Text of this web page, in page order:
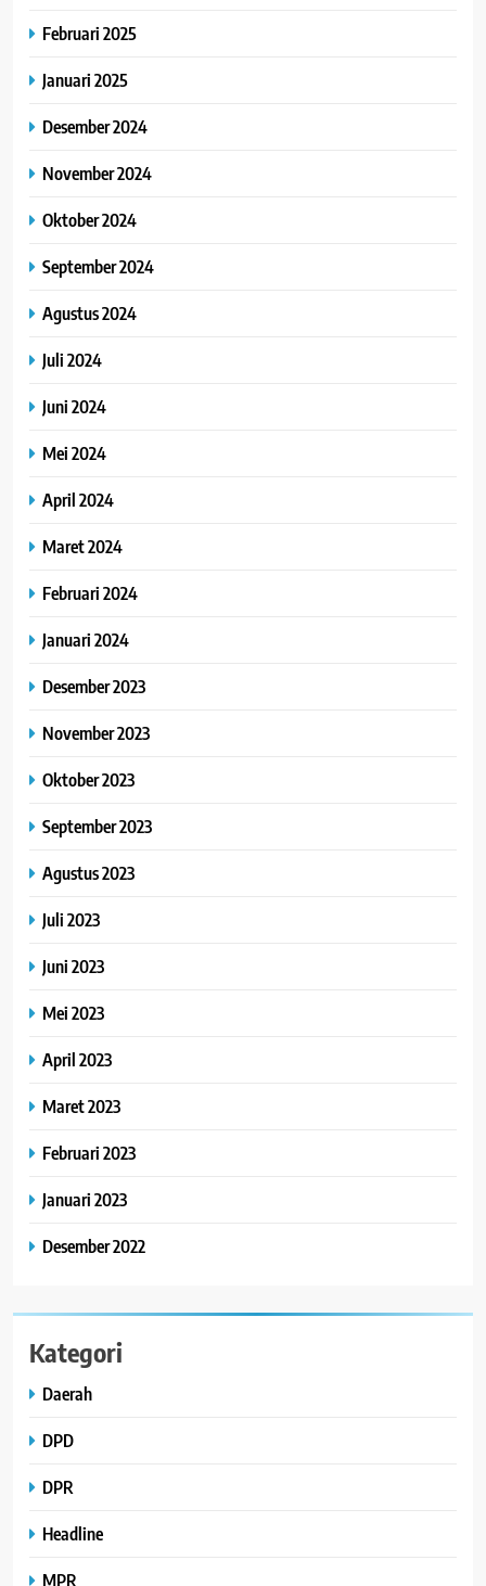
Februari 2025
Januari 2025
Desember 2024
November 2024
Oktober 2024
September 2024
Agustus 2024
Juli 2024
Juni 2024
Mei 2024
April 2024
Maret 2024
Februari 2024
Januari 2024
Desember 2023
November 2023
Oktober 2023
September 2023
Agustus 2023
Juli 2023
Juni 2023
Mei 2023
April 2023
Maret 2023
Februari 2023
Januari 2023
Desember 2022
Kategori
Daerah
DPD
DPR
Headline
MPR